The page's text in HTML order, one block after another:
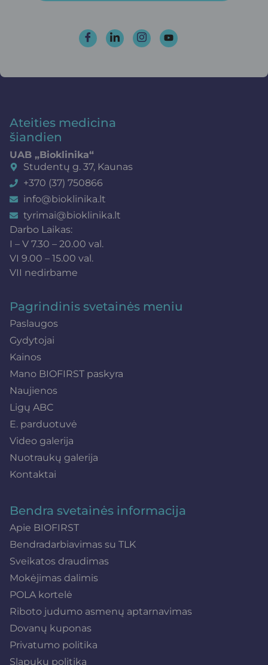
Ateities medicina
šiandien
UAB „Bioklinika“
Studentų g. 37, Kaunas
+370 (37) 750866
info@bioklinika.lt
tyrimai@bioklinika.lt
Darbo Laikas:
I – V 7.30 – 20.00 val.
VI 9.00 – 15.00 val.
VII nedirbame
Pagrindinis svetainės meniu
Paslaugos
Gydytojai
Kainos
Mano BIOFIRST paskyra
Naujienos
Ligų ABC
E. parduotuvė
Video galerija
Nuotraukų galerija
Kontaktai
Bendra svetainės informacija
Apie BIOFIRST
Bendradarbiavimas su TLK
Sveikatos draudimas
Mokėjimas dalimis
POLA kortelė
Riboto judumo asmenų aptarnavimas
Dovanų kuponas
Privatumo politika
Slapukų politika